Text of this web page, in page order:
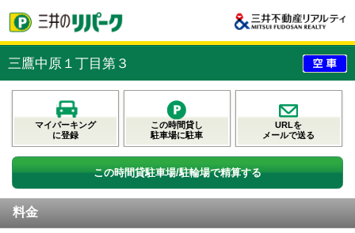
三鷹中原１丁目第３
マイパーキング
に登録
この時間貸し
駐車場に駐車
URLを
メールで送る
この時間貸駐車場/駐輪場で精算する
料金